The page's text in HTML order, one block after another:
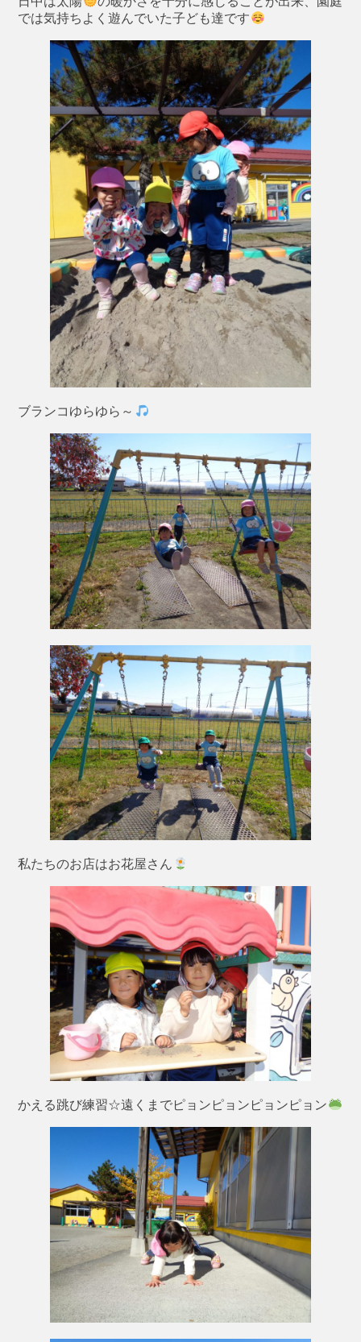
では気持ちよく遊んでいた子ども達です
ブランコゆらゆら～
私たちのお店はお花屋さん
かえる跳び練習☆遠くまでピョンピョンピョンピョン